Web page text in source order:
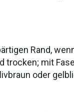
Rand,
mit
oder